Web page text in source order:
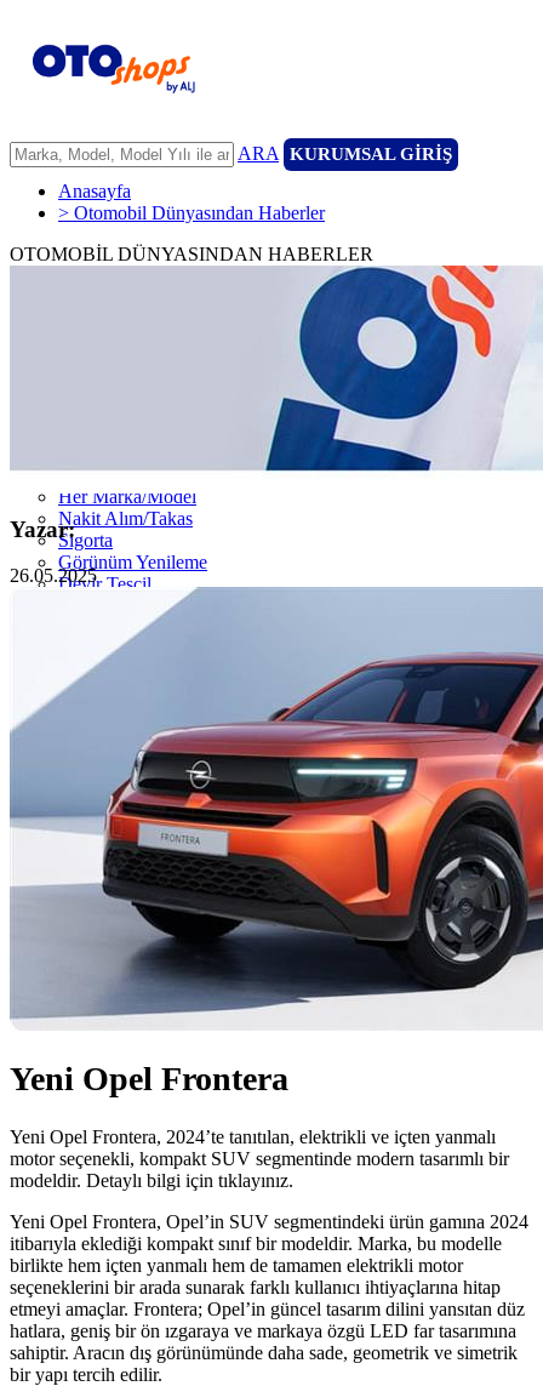
ARA KURUMSAL GİRİŞ
Garanti ve 7/24 Yol Yardımı
14 Günde Değişim
Her Marka/Model
Nakit Alım/Takas
Sigorta
Görünüm Yenileme
Devir Tescil
Otoshops Mobil
Biz Kimiz
Sıkça Sorulan Sorular
İletişim
YETKİLİ SATICILAR
Anasayfa
> Otomobil Dünyasından Haberler
OTOMOBİL DÜNYASINDAN HABERLER
Yazar:
26.05.2025
Yeni Opel Frontera
Yeni Opel Frontera, 2024’te tanıtılan, elektrikli ve içten yanmalı
motor seçenekli, kompakt SUV segmentinde modern tasarımlı bir
modeldir. Detaylı bilgi için tıklayınız.
Yeni Opel Frontera, Opel’in SUV segmentindeki ürün gamına 2024
itibarıyla eklediği kompakt sınıf bir modeldir. Marka, bu modelle
birlikte hem içten yanmalı hem de tamamen elektrikli motor
seçeneklerini bir arada sunarak farklı kullanıcı ihtiyaçlarına hitap
etmeyi amaçlar. Frontera; Opel’in güncel tasarım dilini yansıtan düz
hatlara, geniş bir ön ızgaraya ve markaya özgü LED far tasarımına
sahiptir. Aracın dış görünümünde daha sade, geometrik ve simetrik
bir yapı tercih edilir.